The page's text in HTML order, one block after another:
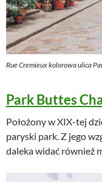
Rue Cremieux kolorowa ulica
Park Buttes
Położony w XIX-tej
paryski park. Z jego
daleka widać również